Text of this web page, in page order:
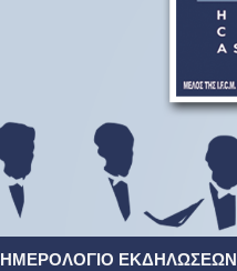
ΗΜΕΡΟΛΌΓΙΟ ΕΚΔΗΛΏΣΕΩΝ